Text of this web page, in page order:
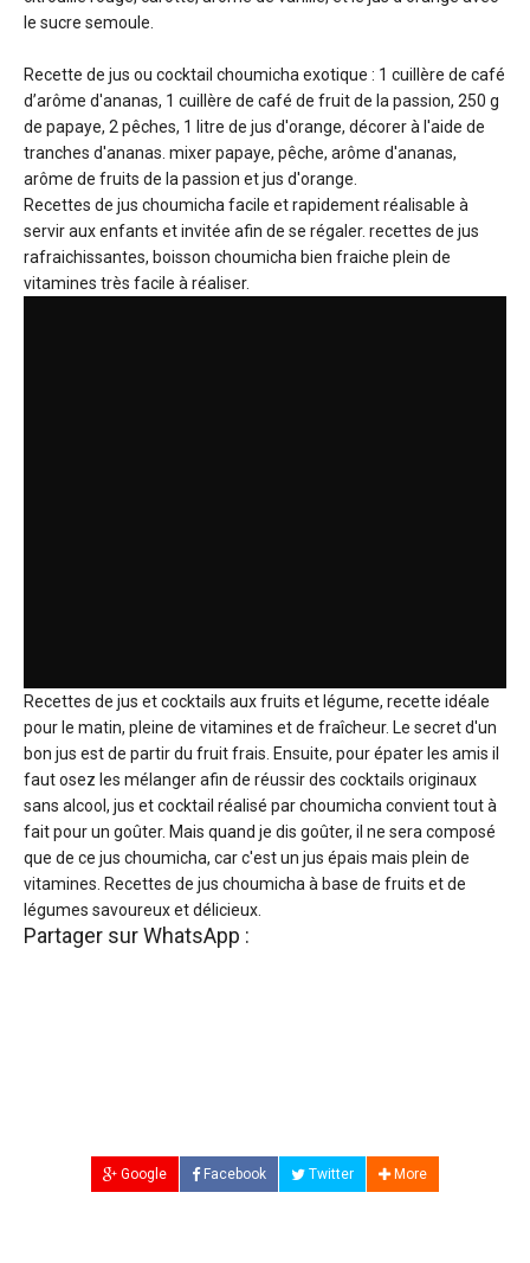
le sucre semoule.
Recette de jus ou cocktail choumicha exotique : 1 cuillère de café
d’arôme d'ananas, 1 cuillère de café de fruit de la passion, 250 g
de papaye, 2 pêches, 1 litre de jus d'orange, décorer à l'aide de
tranches d'ananas. mixer papaye, pêche, arôme d'ananas,
arôme de fruits de la passion et jus d'orange.
Recettes de jus choumicha facile et rapidement réalisable à
servir aux enfants et invitée afin de se régaler. recettes de jus
rafraichissantes, boisson choumicha bien fraiche plein de
vitamines très facile à réaliser.
Recettes de jus et cocktails aux fruits et légume, recette idéale
pour le matin, pleine de vitamines et de fraîcheur. Le secret d'un
bon jus est de partir du fruit frais. Ensuite, pour épater les amis il
faut osez les mélanger afin de réussir des cocktails originaux
sans alcool, jus et cocktail réalisé par choumicha convient tout à
fait pour un goûter. Mais quand je dis goûter, il ne sera composé
que de ce jus choumicha, car c'est un jus épais mais plein de
vitamines. Recettes de jus choumicha à base de fruits et de
légumes savoureux et délicieux.
Partager sur WhatsApp :
Google Facebook Twitter More